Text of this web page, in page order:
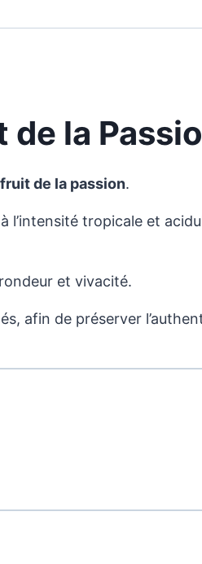
de la
de la passion.
l’intensité tropicale et
et vivacité.
afin de préserver